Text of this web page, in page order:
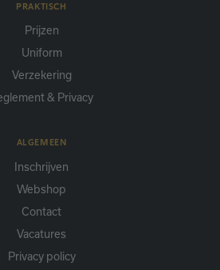
PRAKTISCH
Prijzen
Uniform
Verzekering
& Privacy
ALGEMEEN
Inschrijven
Webshop
Contact
Vacatures
Privacy policy